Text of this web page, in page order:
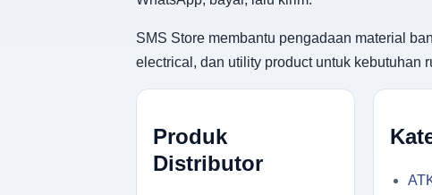
SMS Store membantu pengadaan material
electrical, dan utility product untuk kebutuhan
Produk
Distributor